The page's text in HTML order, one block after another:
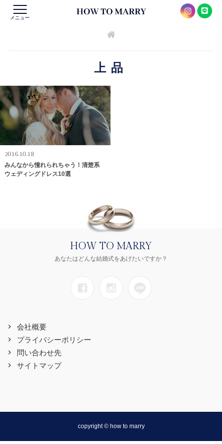
メニュー
上品
2016.10.18
みんなから憧れられちゃう！清楚系
ウェディングドレス10選
HOW TO MARRY
あなたはどんな結婚式をあげたいですか？
会社概要
プライバシーポリシー
問い合わせ先
サイトマップ
copyright © how to marry